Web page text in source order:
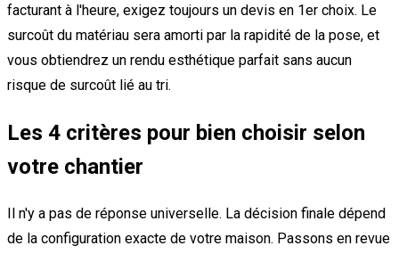
facturant à l'heure, exigez toujours un devis en 1er choix. Le
surcoût du matériau sera amorti par la rapidité de la pose, et
vous obtiendrez un rendu esthétique parfait sans aucun
risque de surcoût lié au tri.
Les 4 critères pour bien choisir selon
votre chantier
Il n'y a pas de réponse universelle. La décision finale dépend
de la configuration exacte de votre maison. Passons en revue